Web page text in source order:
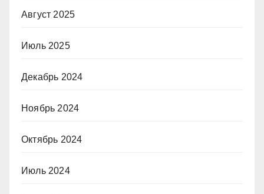
Август 2025
Июль 2025
Декабрь 2024
Ноябрь 2024
Октябрь 2024
Июль 2024